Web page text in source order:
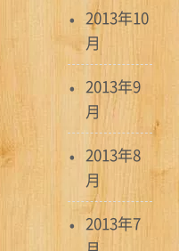
2013年10
月
2013年9
月
2013年8
月
2013年7